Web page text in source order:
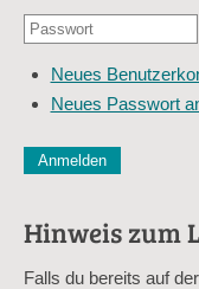
E-
Adresse
Passwort
Neues
Neues Passwort
Diese
Sag mir nicht, wie
Hinweis zum
Falls du bereits auf der